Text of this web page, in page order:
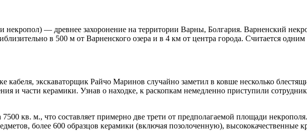
некропол) — древнее захоронение на территории Варны, Болгария. Варненский
в 500 м от Варненского озера и в 4 км от центра города. Считается
кабеля, экскаваторщик Райчо Маринов случайно заметил в ковше несколько
и части керамики. Узнав о находке, к раскопкам немедленно приступили
7500 кв. м., что составляет примерно две трети от предполагаемой площади
более 600 образцов керамики (включая позолоченную), высококачественные